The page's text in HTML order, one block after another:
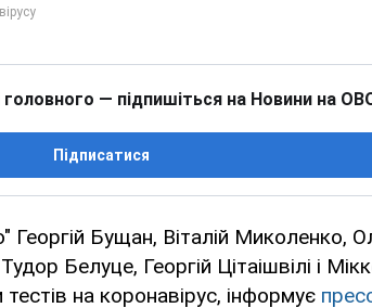
— підпишіться на Новини на
Підписатися
Георгій Бущан, Віталій Миколенко,
Белуце, Георгій Цітаішвілі і
на коронавірус, інформує